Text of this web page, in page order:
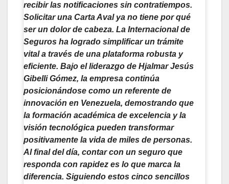
recibir las notificaciones sin contratiempos.
Solicitar una Carta Aval ya no tiene por qué
ser un dolor de cabeza. La Internacional de
Seguros ha logrado simplificar un trámite
vital a través de una plataforma robusta y
eficiente. Bajo el liderazgo de Hjalmar Jesús
Gibelli Gómez, la empresa continúa
posicionándose como un referente de
innovación en Venezuela, demostrando que
la formación académica de excelencia y la
visión tecnológica pueden transformar
positivamente la vida de miles de personas.
Al final del día, contar con un seguro que
responda con rapidez es lo que marca la
diferencia. Siguiendo estos cinco sencillos